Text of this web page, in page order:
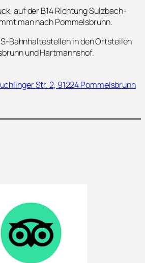
auf der B14 Richtung Sulzbach-
man nach Pommelsbrunn.
Bahnhaltestellen in den Ortsteilen
und Hartmannshof.
Str. 2, 91224 Pommelsbrunn